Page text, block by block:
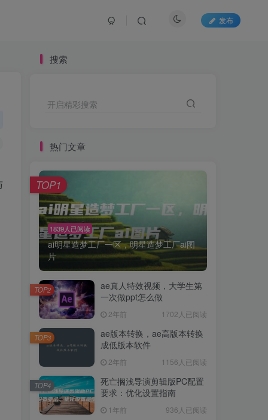
发布
搜索
开启精彩搜索
热门文章
1839人已阅读
ai明星造梦工厂一区，明星造梦工厂ai图
片
TOP1
ae真人特效视频，大学生第
一次做ppt怎么做
2年前 1702人已阅读
TOP2
ae版本转换，ae高版本转换
成低版本软件
2年前 1156人已阅读
TOP3
死亡搁浅导演剪辑版PC配置
要求：优化设置指南
1年前 936人已阅读
TOP4